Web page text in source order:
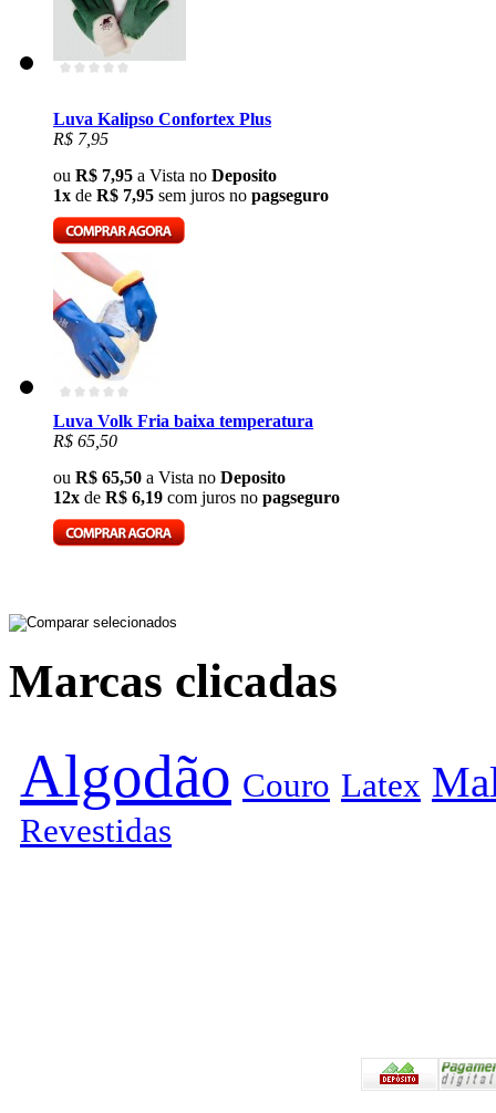
Luva Kalipso Confortex Plus
R$ 7,95
ou R$ 7,95 a Vista no Deposito
1x de R$ 7,95 sem juros no pagseguro
Luva Volk Fria baixa temperatura
R$ 65,50
ou R$ 65,50 a Vista no Deposito
12x de R$ 6,19 com juros no pagseguro
Marcas clicadas
Algodão Couro Latex
Revestidas